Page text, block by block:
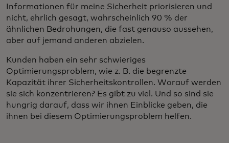
Informationen für meine Sicherheit priorisieren und
nicht, ehrlich gesagt, wahrscheinlich 90 % der
ähnlichen Bedrohungen, die fast genauso aussehen,
aber auf jemand anderen abzielen.
Kunden haben ein sehr schwieriges
Optimierungsproblem, wie z. B. die begrenzte
Kapazität ihrer Sicherheitskontrollen. Worauf werden
sie sich konzentrieren? Es gibt zu viel. Und so sind sie
hungrig darauf, dass wir ihnen Einblicke geben, die
ihnen bei diesem Optimierungsproblem helfen.